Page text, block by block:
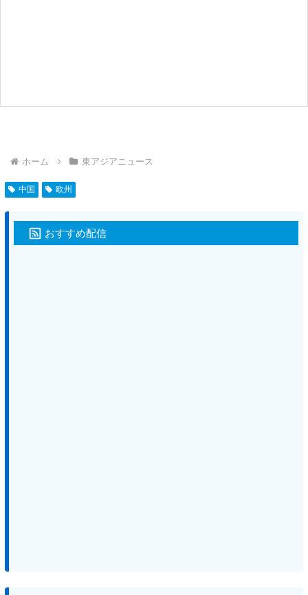
ホーム 東アジアニュース
中国 欧州
おすすめ配信